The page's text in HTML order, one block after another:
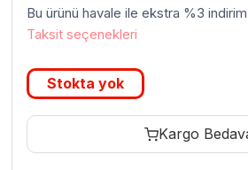
Bu ürünü havale ile ekstra %3
Taksit seçenekleri
Stokta yok
Kargo